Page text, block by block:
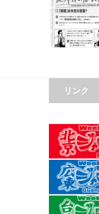
リンク